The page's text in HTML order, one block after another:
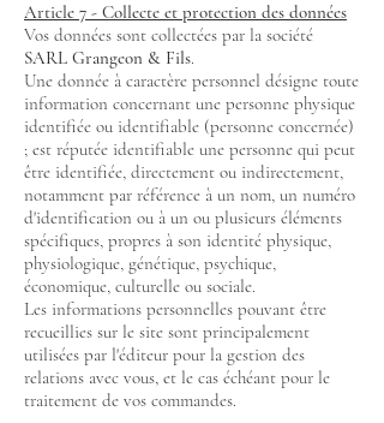
Article 7 - Collecte et protection des données
Vos données sont collectées par la société
SARL Grangeon & Fils.
Une donnée à caractère personnel désigne toute
information concernant une personne physique
identifiée ou identifiable (personne concernée)
; est réputée identifiable une personne qui peut
être identifiée, directement ou indirectement,
notamment par référence à un nom, un numéro
d'identification ou à un ou plusieurs éléments
spécifiques, propres à son identité physique,
physiologique, génétique, psychique,
économique, culturelle ou sociale.
Les informations personnelles pouvant être
recueillies sur le site sont principalement
utilisées par l'éditeur pour la gestion des
relations avec vous, et le cas échéant pour le
traitement de vos commandes.